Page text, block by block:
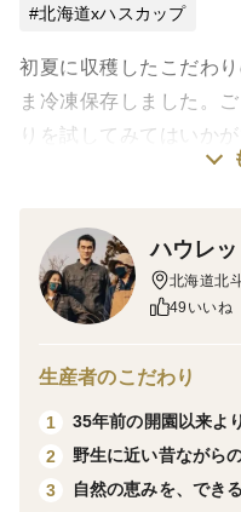
北海道xハスカップ
初夏に収穫したこだわ
ま冷凍保存しました。
りを試してみてはいか
いただきます。
※実際の商品は、真空
ハウレ
北海道北
49いいね
生産者のこだわり
1
35年前の開園以来よ
2
野生に近い昔ながら
3
自然の恵みを、でき